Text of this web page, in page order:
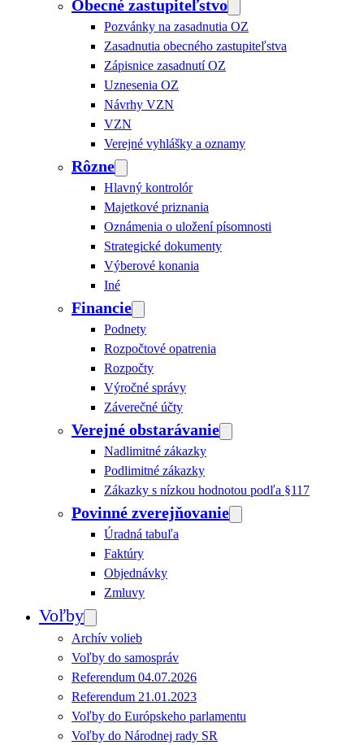
Obecné zastupiteľstvo
Pozvánky na zasadnutia OZ
Zasadnutia obecného zastupiteľstva
Zápisnice zasadnutí OZ
Uznesenia OZ
Návrhy VZN
VZN
Verejné vyhlášky a oznamy
Rôzne
Hlavný kontrolór
Majetkové priznania
Oznámenia o uložení písomnosti
Strategické dokumenty
Výberové konania
Iné
Financie
Podnety
Rozpočtové opatrenia
Rozpočty
Výročné správy
Záverečné účty
Verejné obstarávanie
Nadlimitné zákazky
Podlimitné zákazky
Zákazky s nízkou hodnotou podľa §117
Povinné zverejňovanie
Úradná tabuľa
Faktúry
Objednávky
Zmluvy
Voľby
Archív volieb
Voľby do samospráv
Referendum 04.07.2026
Referendum 21.01.2023
Voľby do Európskeho parlamentu
Voľby do Národnej rady SR